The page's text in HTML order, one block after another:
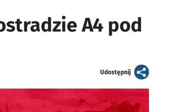
A4 pod
Udostępnijartykuł